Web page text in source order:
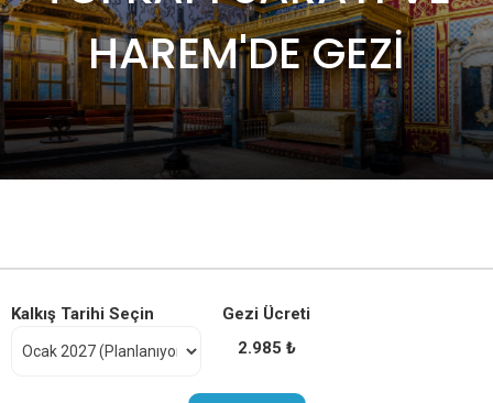
HAREM'DE GEZİ
Kalkış Tarihi Seçin
Gezi Ücreti
2.985 ₺